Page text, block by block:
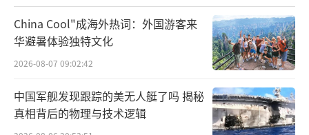
China Cool"成海外热词：外国游客来
华避暑体验独特文化
2026-08-07 09:02:42
中国军舰发现跟踪的美无人艇了吗 揭秘
真相背后的物理与技术逻辑